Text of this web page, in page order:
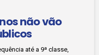
não vão
até a 9ª classe,